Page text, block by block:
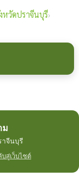
หวัดปราจีนบุรี›
ม
าจีนบุรี
บสู่เว็บไซต์